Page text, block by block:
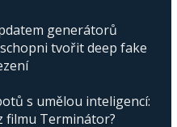
generátorů
tvořit deep fake
s umělou inteligencí:
filmu Terminátor?